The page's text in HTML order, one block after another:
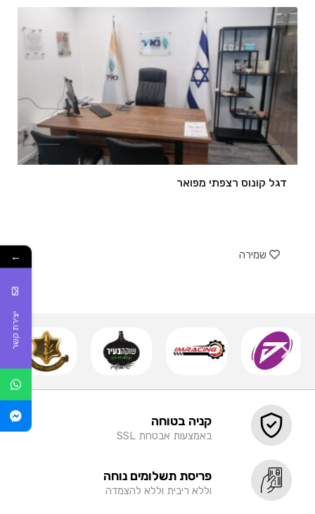
דגל קונוס רצפתי מפואר
שמירה
קניה בטוחה
באמצעות אבטחת SSL
פריסת תשלומים נוחה
וללא ריבית וללא להצמדה
←
יצירת קשר